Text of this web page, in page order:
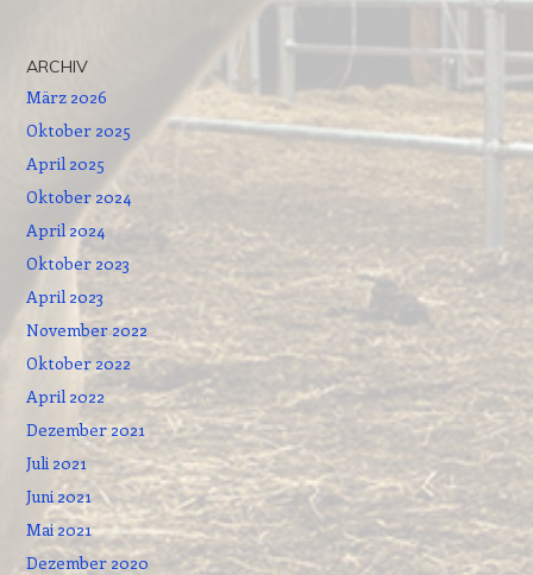
ARCHIV
März 2026
Oktober 2025
April 2025
Oktober 2024
April 2024
Oktober 2023
April 2023
November 2022
Oktober 2022
April 2022
Dezember 2021
Juli 2021
Juni 2021
Mai 2021
Dezember 2020